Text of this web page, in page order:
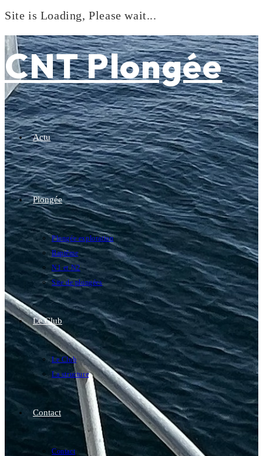
Site is Loading, Please wait...
to
content
CNT Plongée
Actu
Plongée
Plongée exploration
Baptême
N1 et N2
Site de plongées
Le Club
Le Club
La structure
Contact
Contact